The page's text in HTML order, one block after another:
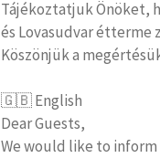
Tájékoztatjuk Önöket,
és Lovasudvar étterme
Köszönjük a
🇬🇧 English
Dear Guests,
We would like to inform